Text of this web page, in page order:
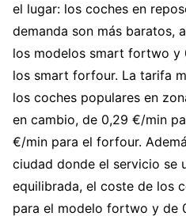
el lugar: los coches en
demanda son más baratos,
los modelos smart fortwo y
los smart forfour. La tarifa
los coches populares en
en cambio, de 0,29 €/min
€/min para el forfour.
ciudad donde el servicio se
equilibrada, el coste de los
para el modelo fortwo y de